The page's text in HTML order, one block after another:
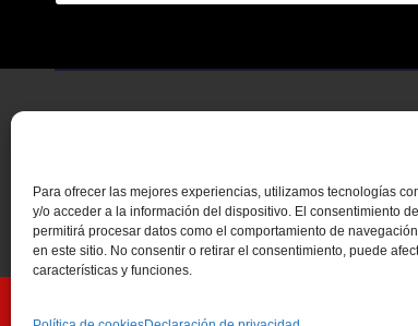
Para ofrecer las mejores experiencias, utilizamos tecnologías
y/o acceder a la información del dispositivo. El consentimiento
permitirá procesar datos como el comportamiento de
en este sitio. No consentir o retirar el consentimiento, puede
características y funciones.
Funciona gracias a WordPress|Tema: Newsup de